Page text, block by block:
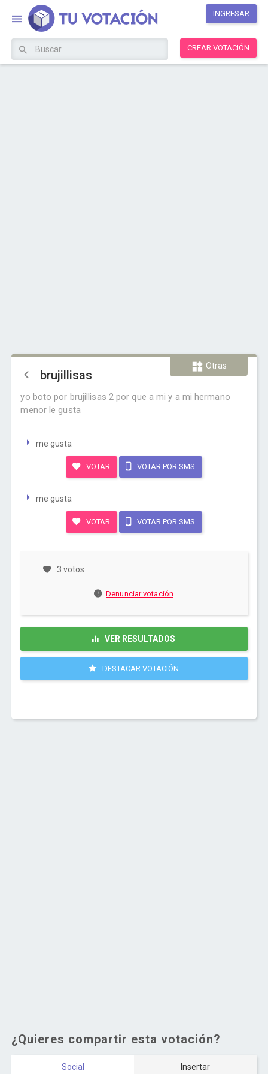
INGRESAR
CREAR VOTACIÓN
Otras
brujillisas
yo boto por brujillisas 2 por que a mi y a mi hermano
menor le gusta
me gusta
VOTAR VOTAR POR SMS
me gusta
VOTAR VOTAR POR SMS
3 votos
Denunciar votación
VER RESULTADOS
DESTACAR VOTACIÓN
¿Quieres compartir esta votación?
Social Insertar